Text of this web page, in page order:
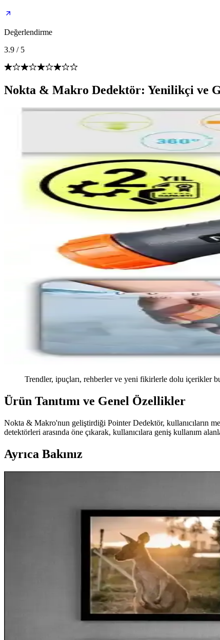
Değerlendirme
3.9 / 5
Nokta & Makro Dedektör: Yenilikçi ve
Trendler, ipuçları, rehberler ve yeni fikirlerle dolu içerikler
Ürün Tanıtımı ve Genel Özellikler
Nokta & Makro'nun geliştirdiği Pointer Dedektör, kullanıcıların
detektörleri arasında öne çıkarak, kullanıcılara geniş kullanım
Ayrıca Bakınız
Bitişsiz bodrumlarda kullanılan 4 inç metal priz kutuları, mekanik
Ahşap Araba Rampaları: Metal Alternatiflere
Ahşap araba rampaları, dayanıklılık ve uzun ömür sunarken
Metal Konfeksiyon Askıları: Tekstil Sektöründe
Metal konfeksiyon askıları, dayanıklı ve estetik tasarımlarıyla
İç Mekan Dekorasyonunda IKEA Vazoları:
İkea vazoları, farklı malzeme ve tasarımlarla iç mekanlara